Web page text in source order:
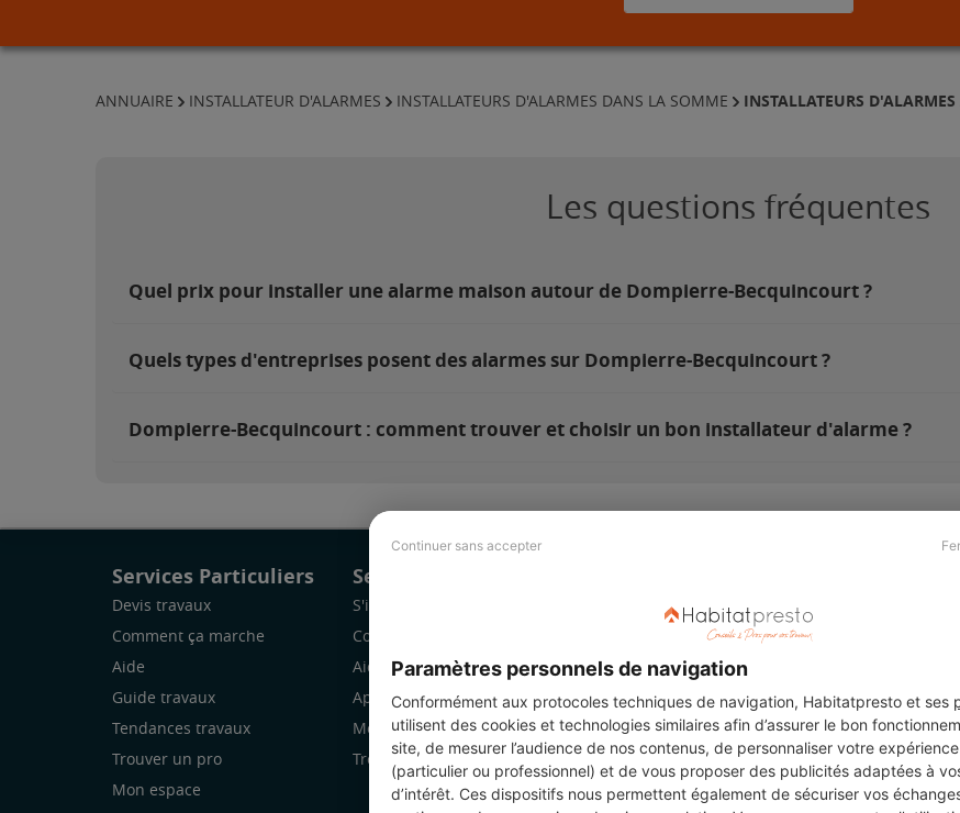
Continuer sans accepter
Paramètres personnels de navigation
Conformément aux protocoles techniques de navigation, Habitatpresto et ses
utilisent des cookies et technologies similaires afin d’assurer le bon
site, de mesurer l’audience de nos contenus, de personnaliser votre
(particulier ou professionnel) et de vous proposer des publicités adaptées à
d’intérêt. Ces dispositifs nous permettent également de sécuriser vos
ANNUAIRE INSTALLATEUR D'ALARMES INSTALLATEURS D'ALARMES DANS LA SOMME INSTALLATEURS
Les questions fréquentes
Quel prix pour installer une alarme maison autour de Dompierre-Becquincourt ?
Quels types d'entreprises posent des alarmes sur Dompierre-Becquincourt ?
Dompierre-Becquincourt : comment trouver et choisir un bon installateur d'alarme ?
Services Particuliers
Devis travaux
Comment ça marche
Aide
Guide travaux
Tendances travaux
Trouver un pro
Mon espace
Services Pro
S'inscrire
Comment ça marche
Aide
Application Mobile
Mon espace
Trouver des chantiers
Revue de presse
Légal
Charte cookies